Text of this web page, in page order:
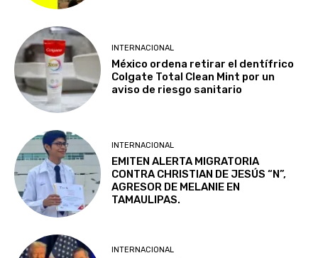
INTERNACIONAL
México ordena retirar el dentífrico
Colgate Total Clean Mint por un
aviso de riesgo sanitario
INTERNACIONAL
EMITEN ALERTA MIGRATORIA
CONTRA CHRISTIAN DE JESÚS “N”,
AGRESOR DE MELANIE EN
TAMAULIPAS.
INTERNACIONAL